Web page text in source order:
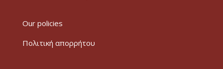
Our policies
Πολιτική απορρήτου